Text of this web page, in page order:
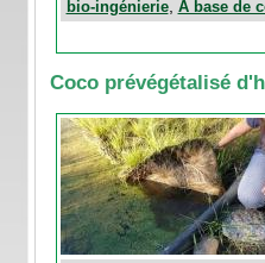
bio-ingénierie, A base de
Coco prévégétalisé